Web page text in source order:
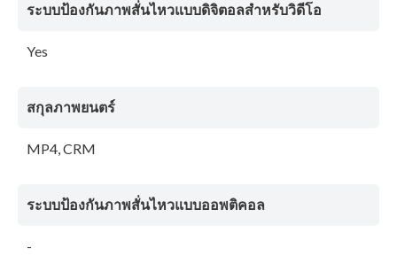
ระบบป้องกันภาพสั่นไหวแบบดิจิตอลสำหรับวิดีโอ
Yes
สกุลภาพยนตร์
MP4, CRM
ระบบป้องกันภาพสั่นไหวแบบออพติคอล
-